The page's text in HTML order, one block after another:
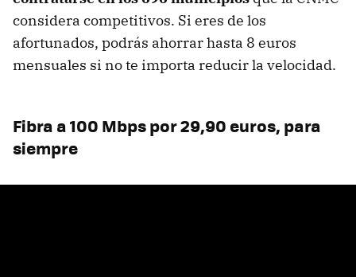
considera competitivos. Si eres de los
afortunados, podrás ahorrar hasta 8 euros
mensuales si no te importa reducir la velocidad.
Fibra a 100 Mbps por 29,90 euros, para
siempre